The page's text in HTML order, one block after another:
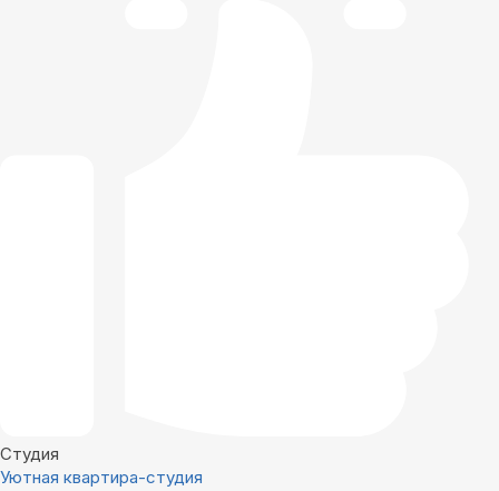
Студия
Уютная квартира-студия